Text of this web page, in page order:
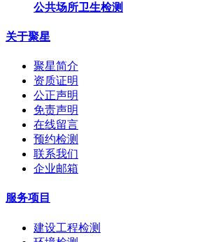
公共场所卫生检测
关于聚星
聚星简介
资质证明
公正声明
免责声明
在线留言
预约检测
联系我们
企业邮箱
服务项目
建设工程检测